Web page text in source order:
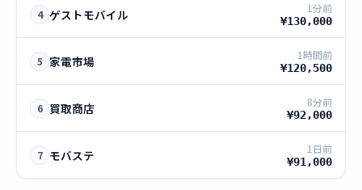
4 ゲストモバイル 1分前
¥130,000
5 家電市場 1時間前
¥120,500
6 買取商店 8分前
¥92,000
7 モバステ 1日前
¥91,000